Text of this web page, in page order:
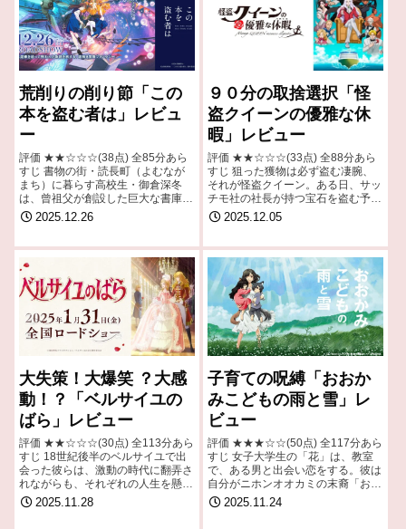
荒削りの削り節「この
本を盗む者は」レビュ
ー
評価 ★★☆☆☆(38点) 全85分あら
すじ 書物の街・読長町（よむなが
まち）に暮らす高校生・御倉深冬
は、曾祖父が創設した巨大な書庫
「御倉館（みくらかん）」を管理す
る一家の娘だが、本を好きになれず
2025.12.26
９０分の取捨選択「怪
盗クイーンの優雅な休
暇」レビュー
評価 ★★☆☆☆(33点) 全88分あら
すじ 狙った獲物は必ず盗む凄腕、
それが怪盗クイーン。ある日、サッ
チモ社の社長が持つ宝石を盗む予告
状が怪盗クイーンから届いたと発表
される 引用- Wikipedia
2025.12.05
大失策！大爆笑 ？大感
動！？「ベルサイユの
ばら」レビュー
評価 ★★☆☆☆(30点) 全113分あら
すじ 18世紀後半のベルサイユで出
会った彼らは、激動の時代に翻弄さ
れながらも、それぞれの人生を懸命
に生きぬいていく。引用- Wikipedia
2025.11.28
子育ての呪縛「おおか
みこどもの雨と雪」レ
ビュー
評価 ★★★☆☆(50点) 全117分あら
すじ 女子大学生の「花」は、教室
で、ある男と出会い恋をする。彼は
自分がニホンオオカミの末裔「おお
かみおとこ」であることを告白する
が、花はそれを受け入れ2人の子供
2025.11.24